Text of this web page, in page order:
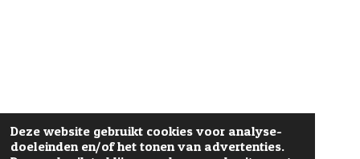
Deze website gebruikt cookies voor analyse-
doeleinden en/of het tonen van advertenties.